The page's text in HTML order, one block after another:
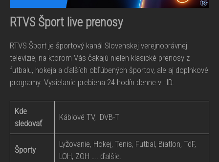
RTVS Šport live prenosy
RTVS Šport je športový kanál Slovenskej verejnoprávnej
televízie, na ktorom Vás čakajú nielen klasické prenosy z
futbalu, hokeja a ďalších obľúbených športov, ale aj doplnkové
programy. Vysielanie prebieha 24 hodín denne v HD.
Kde
sledovať
Káblové TV, DVB-T
Športy
Lyžovanie, Hokej, Tenis, Futbal, Biatlon, TdF,
LOH, ZOH …. ďalšie.